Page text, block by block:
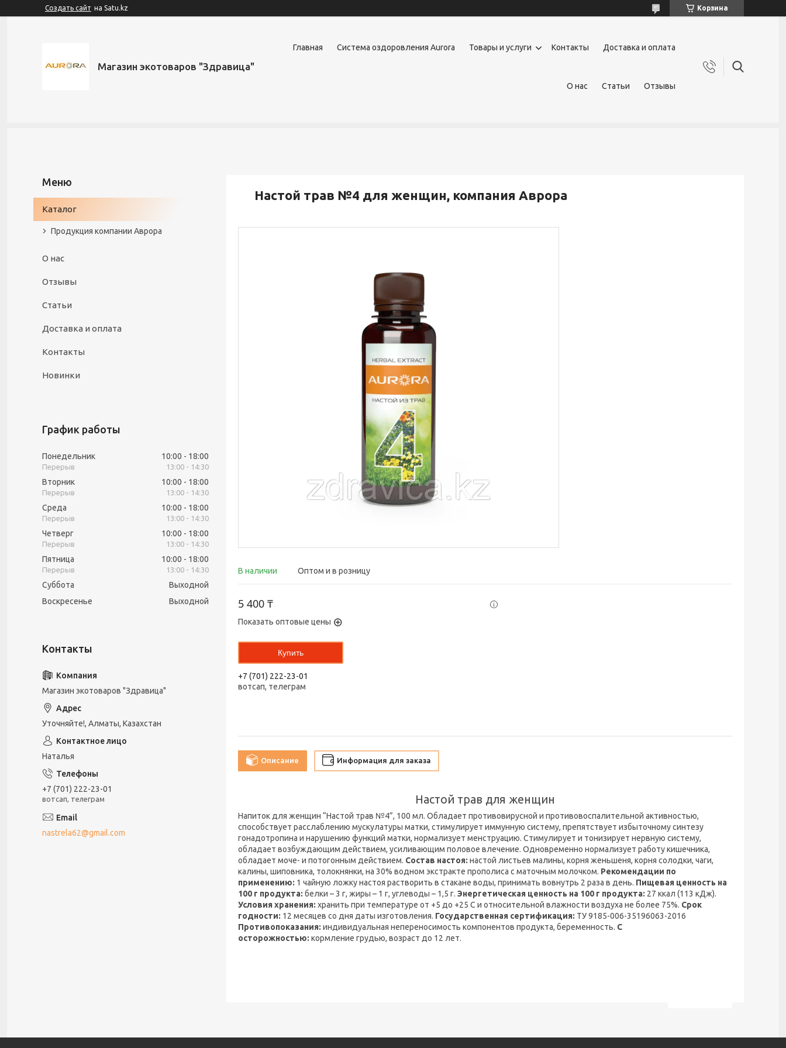
Создать сайт на Satu.kz Корзина
Магазин экотоваров "Здравица"
Главная Система оздоровления Aurora Товары и услуги Контакты Доставка и оплата
О нас Статьи Отзывы
Настой трав №4 для женщин, компания Аврора
В наличии Оптом и в розницу
5 400 ₸
Показать оптовые цены
Купить
+7 (701) 222-23-01
вотсап, телеграм
Описание Информация для заказа
Настой трав для женщин
Напиток для женщин “Настой трав №4”, 100 мл. Обладает противовирусной и противовоспалительной активностью,
способствует расслаблению мускулатуры матки, стимулирует иммунную систему, препятствует избыточному синтезу
гонадотропина и нарушению функций матки, нормализует менструацию. Стимулирует и тонизирует нервную систему,
обладает возбуждающим действием, усиливающим половое влечение. Одновременно нормализует работу кишечника,
обладает моче- и потогонным действием. Состав настоя: настой листьев малины, корня женьшеня, корня солодки, чаги,
калины, шиповника, толокнянки, на 30% водном экстракте прополиса с маточным молочком. Рекомендации по
применению: 1 чайную ложку настоя растворить в стакане воды, принимать вовнутрь 2 раза в день. Пищевая ценность на
100 г продукта: белки – 3 г, жиры – 1 г, углеводы – 1,5 г. Энергетическая ценность на 100 г продукта: 27 ккал (113 кДж).
Условия хранения: хранить при температуре от +5 до +25 С и относительной влажности воздуха не более 75%. Срок
годности: 12 месяцев со дня даты изготовления. Государственная сертификация: ТУ 9185-006-35196063-2016
Противопоказания: индивидуальная непереносимость компонентов продукта, беременность. С
осторожностью: кормление грудью, возраст до 12 лет.
Каталог
Продукция компании Аврора
О нас
Отзывы
Статьи
Доставка и оплата
Контакты
Новинки
График работы
Понедельник 10:00 18:00
13:00 14:30
Вторник 10:00 18:00
13:00 14:30
Среда 10:00 18:00
13:00 14:30
Четверг 10:00 18:00
13:00 14:30
Пятница 10:00 18:00
13:00 14:30
Суббота
Выходной
Воскресенье
Выходной
Магазин экотоваров "Здравица"
Уточняйте!, Алматы, Казахстан
Наталья
+7 (701) 222-23-01
вотсап, телеграм
nastrela62@gmail.com